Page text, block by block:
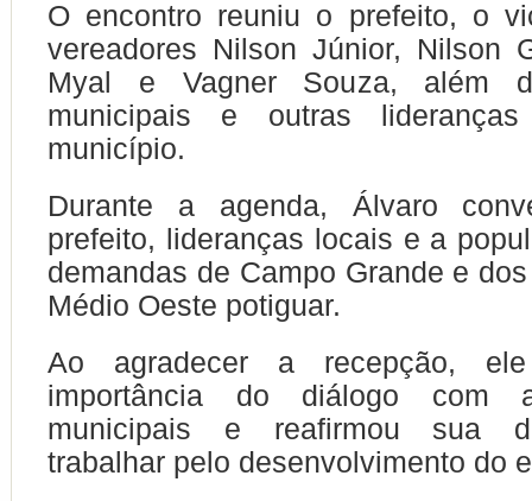
O encontro reuniu o prefeito, o
vereadores Nilson Júnior, Nilson
Myal e Vagner Souza, além
municipais e outras
município.
Durante a agenda, Álvaro
prefeito, lideranças locais e a
demandas de Campo Grande e
Médio Oeste potiguar.
Ao agradecer a recepção,
importância do diálogo com
municipais e reafirmou sua
trabalhar pelo desenvolvimento do